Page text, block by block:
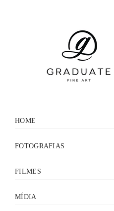
HOME
FOTOGRAFIAS
FILMES
MÍDIA